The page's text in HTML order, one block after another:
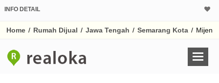
INFO DETAIL
Home / Rumah Dijual / Jawa Tengah / Semarang Kota / Mijen
Harga Rp